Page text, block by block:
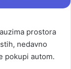
prostora
nedavno
pokupi autom.